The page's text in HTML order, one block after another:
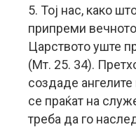
5. Тој нас, како
припреми
Царството уште
(Мт. 25. 34).
создаде
се праќат на
треба да го